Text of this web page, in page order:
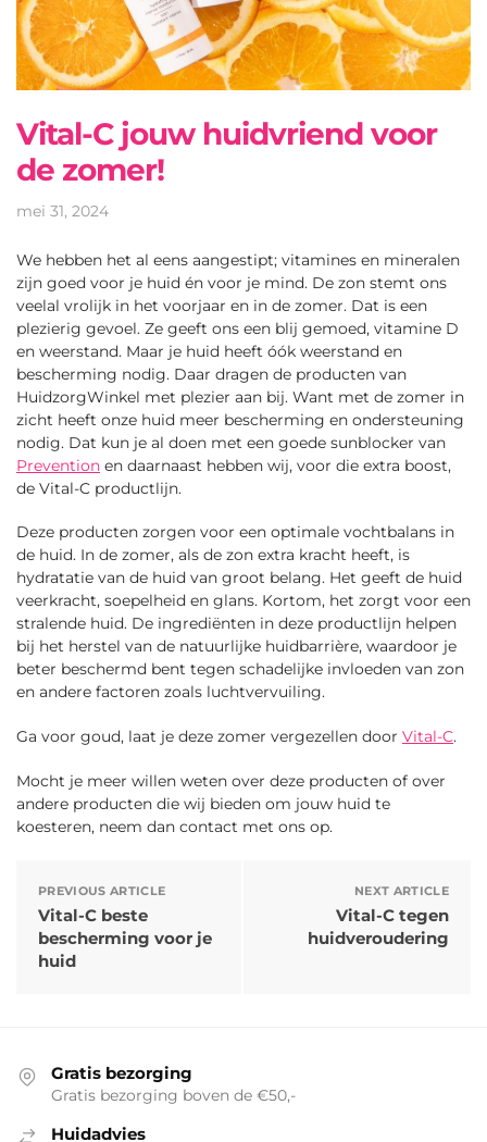
Vital-C jouw huidvriend voor
de zomer!
mei 31, 2024
We hebben het al eens aangestipt; vitamines en mineralen
zijn goed voor je huid én voor je mind. De zon stemt ons
veelal vrolijk in het voorjaar en in de zomer. Dat is een
plezierig gevoel. Ze geeft ons een blij gemoed, vitamine D
en weerstand. Maar je huid heeft óók weerstand en
bescherming nodig. Daar dragen de producten van
HuidzorgWinkel met plezier aan bij. Want met de zomer in
zicht heeft onze huid meer bescherming en ondersteuning
nodig. Dat kun je al doen met een goede sunblocker van
Prevention en daarnaast hebben wij, voor die extra boost,
de Vital-C productlijn.
Deze producten zorgen voor een optimale vochtbalans in
de huid. In de zomer, als de zon extra kracht heeft, is
hydratatie van de huid van groot belang. Het geeft de huid
veerkracht, soepelheid en glans. Kortom, het zorgt voor een
stralende huid. De ingrediënten in deze productlijn helpen
bij het herstel van de natuurlijke huidbarrière, waardoor je
beter beschermd bent tegen schadelijke invloeden van zon
en andere factoren zoals luchtvervuiling.
Ga voor goud, laat je deze zomer vergezellen door Vital-C.
Mocht je meer willen weten over deze producten of over
andere producten die wij bieden om jouw huid te
koesteren, neem dan contact met ons op.
PREVIOUS ARTICLE
Vital-C beste
bescherming voor je
huid
NEXT ARTICLE
Vital-C tegen
huidveroudering
Gratis bezorging
Gratis bezorging boven de €50,-
Huidadvies